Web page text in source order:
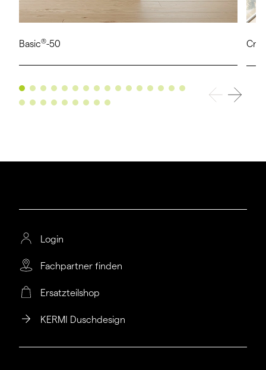
Basic®-50
Login
Fachpartner finden
Ersatzteilshop
KERMI Duschdesign